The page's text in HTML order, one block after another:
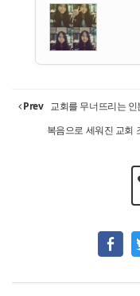
Prev 교회를 무너뜨리는
복음으로 세워진 교회